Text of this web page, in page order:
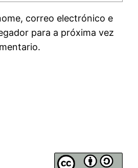
correo electrónico e
para a próxima vez